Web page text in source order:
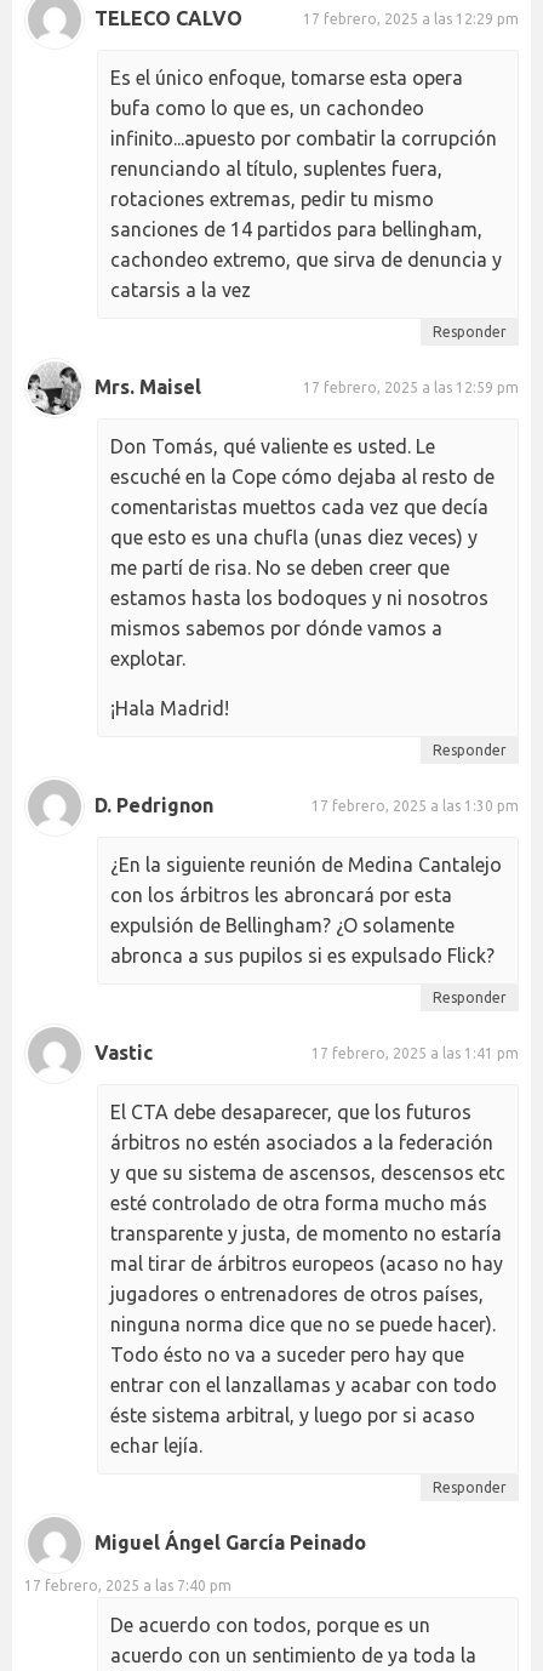
TELECO CALVO 17 febrero, 2025 a las 12:29 pm
Es el único enfoque, tomarse esta opera
bufa como lo que es, un cachondeo
infinito...apuesto por combatir la corrupción
renunciando al título, suplentes fuera,
rotaciones extremas, pedir tu mismo
sanciones de 14 partidos para bellingham,
cachondeo extremo, que sirva de denuncia y
catarsis a la vez
Responder
Mrs. Maisel 17 febrero, 2025 a las 12:59 pm
Don Tomás, qué valiente es usted. Le
escuché en la Cope cómo dejaba al resto de
comentaristas muettos cada vez que decía
que esto es una chufla (unas diez veces) y
me partí de risa. No se deben creer que
estamos hasta los bodoques y ni nosotros
mismos sabemos por dónde vamos a
explotar.
¡Hala Madrid!
Responder
D. Pedrignon 17 febrero, 2025 a las 1:30 pm
¿En la siguiente reunión de Medina Cantalejo
con los árbitros les abroncará por esta
expulsión de Bellingham? ¿O solamente
abronca a sus pupilos si es expulsado Flick?
Responder
Vastic 17 febrero, 2025 a las 1:41 pm
El CTA debe desaparecer, que los futuros
árbitros no estén asociados a la federación
y que su sistema de ascensos, descensos etc
esté controlado de otra forma mucho más
transparente y justa, de momento no estaría
mal tirar de árbitros europeos (acaso no hay
jugadores o entrenadores de otros países,
ninguna norma dice que no se puede hacer).
Todo ésto no va a suceder pero hay que
entrar con el lanzallamas y acabar con todo
éste sistema arbitral, y luego por si acaso
echar lejía.
Responder
Miguel Ángel García Peinado
17 febrero, 2025 a las 7:40 pm
De acuerdo con todos, porque es un
acuerdo con un sentimiento de ya toda la